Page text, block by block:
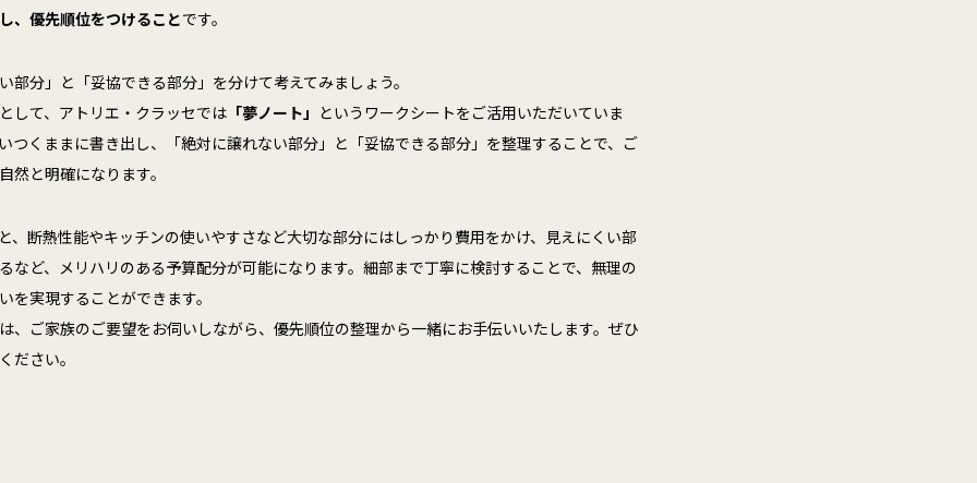
、優先順位をつけることです。
部分」と「妥協できる部分」を分けて考えてみましょう。
して、アトリエ・クラッセでは 「夢ノート」 というワークシートをご活用いただいていま
つくままに書き出し、「絶対に譲れない部分」と「妥協できる部分」を整理することで、ご
然と明確になります。
、断熱性能やキッチンの使いやすさなど大切な部分にはしっかり費用をかけ、見えにくい部
など、メリハリのある予算配分が可能になります。細部まで丁寧に検討することで、無理の
を実現することができます。
、ご家族のご要望をお伺いしながら、優先順位の整理から一緒にお手伝いいたします。ぜひ
ださい。